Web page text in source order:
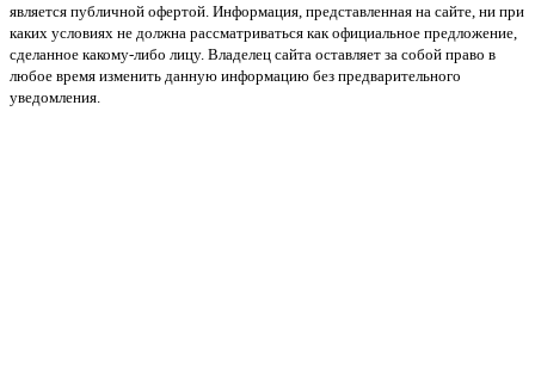
является публичной офертой. Информация, представленная на сайте, ни при
каких условиях не должна рассматриваться как официальное предложение,
сделанное какому-либо лицу. Владелец сайта оставляет за собой право в
любое время изменить данную информацию без предварительного
уведомления.